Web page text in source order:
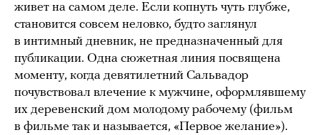
живет на самом деле. Если копнуть чуть глубже,
становится совсем неловко, будто заглянул
в интимный дневник, не предназначенный для
публикации. Одна сюжетная линия посвящена
моменту, когда девятилетний Сальвадор
почувствовал влечение к мужчине, оформлявшему
их деревенский дом молодому рабочему (фильм
в фильме так и называется, «Первое желание»).